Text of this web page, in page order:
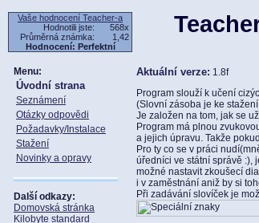
Vaše hodnocení Teacher-a
Hodnotili jste:
568x
Průměrná známka:
1,42
Hodnocení: Perfektní
Menu:
Úvodní strana
Seznámení
Otázky odpovědi
Požadavky/Instalace
Stažení
Novinky a opravy
Další odkazy:
Domovská stránka
Kilobyte standard
Aktuální verze: 1.8f
Program slouží k učení
(Slovní zásoba je ke
Je založen na tom, jak se
Program má plnou
a jejich úpravu. Takže
Pro ty co se v práci
úředníci ve státní správě :),
možné nastavit zkoušecí
i v zaměstnání aniž by si
Při zadávání slovíček je